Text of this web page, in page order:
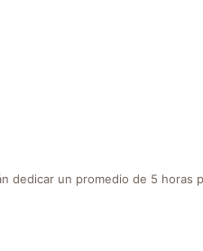
dedicar un promedio de 5 horas